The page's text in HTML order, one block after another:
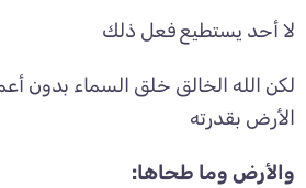
لا أحد يستطيع فعل ذلك
لكن الله الخالق خلق السماء بدون
الأرض بقدرته
والأرض وما طحاها: